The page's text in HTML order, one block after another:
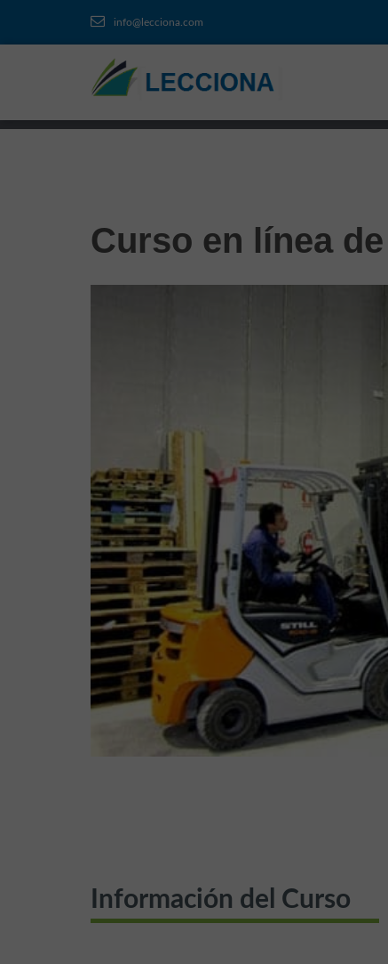
info@lecciona.com
Curso en línea
Información del Curso